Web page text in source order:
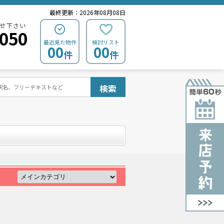
最終更新：2026年08月08日
下さい
最近見た物件
00件
検討リスト
00件
検索